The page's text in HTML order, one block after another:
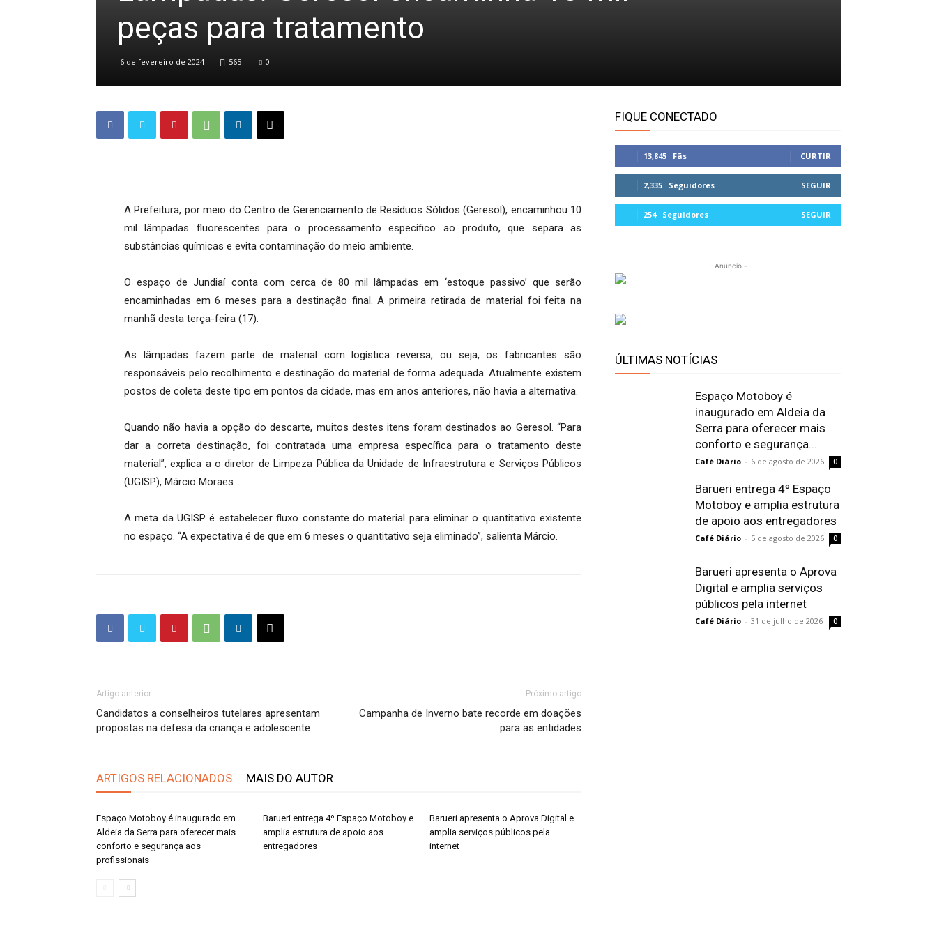
peças para tratamento
6 de fevereiro de 2024 565 0
A Prefeitura, por meio do Centro de Gerenciamento de Resíduos Sólidos (Geresol), encaminhou 10
mil lâmpadas fluorescentes para o processamento específico ao produto, que separa as
substâncias químicas e evita contaminação do meio ambiente.
O espaço de Jundiaí conta com cerca de 80 mil lâmpadas em ‘estoque passivo’ que serão
encaminhadas em 6 meses para a destinação final. A primeira retirada de material foi feita na
manhã desta terça-feira (17).
As lâmpadas fazem parte de material com logística reversa, ou seja, os fabricantes são
responsáveis pelo recolhimento e destinação do material de forma adequada. Atualmente existem
postos de coleta deste tipo em pontos da cidade, mas em anos anteriores, não havia a alternativa.
Quando não havia a opção do descarte, muitos destes itens foram destinados ao Geresol. “Para
dar a correta destinação, foi contratada uma empresa específica para o tratamento deste
material”, explica a o diretor de Limpeza Pública da Unidade de Infraestrutura e Serviços Públicos
(UGISP), Márcio Moraes.
A meta da UGISP é estabelecer fluxo constante do material para eliminar o quantitativo existente
no espaço. “A expectativa é de que em 6 meses o quantitativo seja eliminado”, salienta Márcio.
Artigo anterior
Candidatos a conselheiros tutelares apresentam
propostas na defesa da criança e adolescente
Próximo artigo
Campanha de Inverno bate recorde em doações
para as entidades
ARTIGOS RELACIONADOS MAIS DO AUTOR
Espaço Motoboy é inaugurado em
Aldeia da Serra para oferecer mais
conforto e segurança aos
profissionais
Barueri entrega 4º Espaço Motoboy e
amplia estrutura de apoio aos
entregadores
Barueri apresenta o Aprova Digital e
amplia serviços públicos pela
internet
FIQUE CONECTADO
13,845 Fãs CURTIR
2,335 Seguidores SEGUIR
254 Seguidores SEGUIR
- Anúncio -
ÚLTIMAS NOTÍCIAS
Espaço Motoboy é
inaugurado em Aldeia da
Serra para oferecer mais
conforto e segurança...
Café Diário - 6 de agosto de 2026 0
Barueri entrega 4º Espaço
Motoboy e amplia estrutura
de apoio aos entregadores
Café Diário - 5 de agosto de 2026 0
Barueri apresenta o Aprova
Digital e amplia serviços
públicos pela internet
Café Diário - 31 de julho de 2026 0